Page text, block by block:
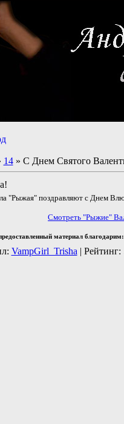
14» C Днем Святого
"Рыжая" поздравляют с Днем
Смотреть "Рыжие"
материал
VampGirl_Trisha |